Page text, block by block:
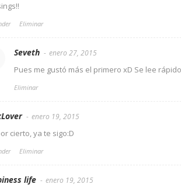
Eliminar
Seveth enero 27, 2015
Pues me gustó más el primero xD Se lee
Eliminar
enero 19, 2015
cierto, ya te sigo:D
Eliminar
life enero 19, 2015